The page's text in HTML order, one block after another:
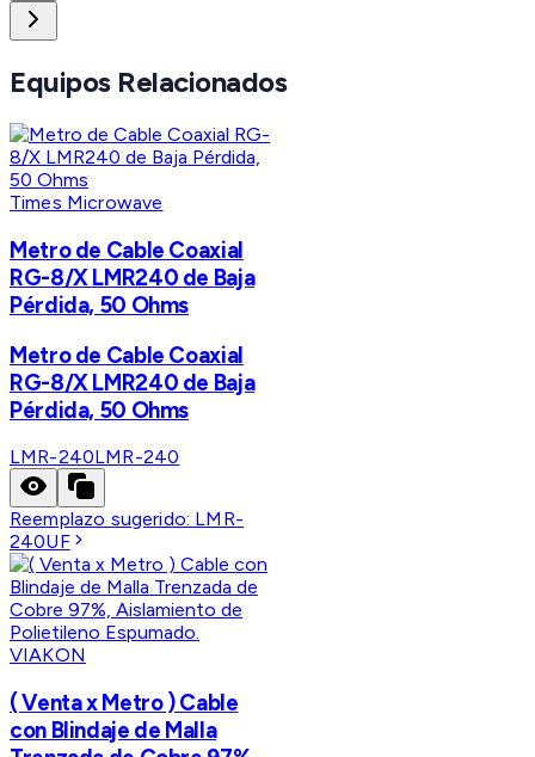
Equipos Relacionados
Times Microwave
Metro de Cable Coaxial
RG-8/X LMR240 de Baja
Pérdida, 50 Ohms
Metro de Cable Coaxial
RG-8/X LMR240 de Baja
Pérdida, 50 Ohms
LMR-240LMR-240
Reemplazo sugerido: LMR-
240UF
VIAKON
( Venta x Metro ) Cable
con Blindaje de Malla